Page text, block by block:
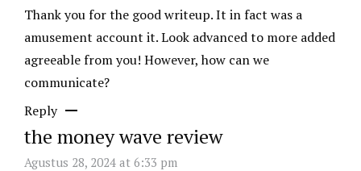
Thank you for the good writeup. It in fact was a
amusement account it. Look advanced to more added
agreeable from you! However, how can we
communicate?
Reply
the money wave review
Agustus 28, 2024 at 6:33 pm